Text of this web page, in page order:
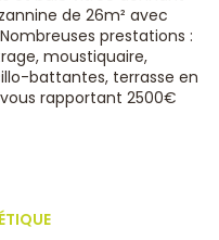
de 26m² avec
prestations :
moustiquaire,
battantes, terrasse en
rapportant 2500€